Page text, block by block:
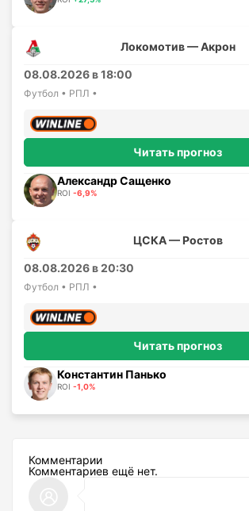
Локомотив — Акрон
08.08.2026 в 18:00
Футбол • РПЛ •
Читать прогноз
Александр Сащенко
ROI -6,9%
ЦСКА — Ростов
08.08.2026 в 20:30
Футбол • РПЛ •
Читать прогноз
Константин Панько
ROI -1,0%
Комментарии
Комментариев ещё нет.